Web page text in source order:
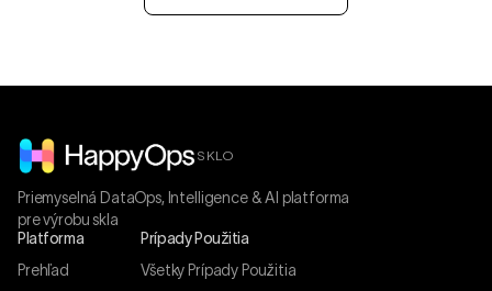
SKLO
Priemyselná DataOps, Intelligence & AI platforma
pre výrobu skla
Platforma
Prehľad
Prípady Použitia
Všetky Prípady Použitia